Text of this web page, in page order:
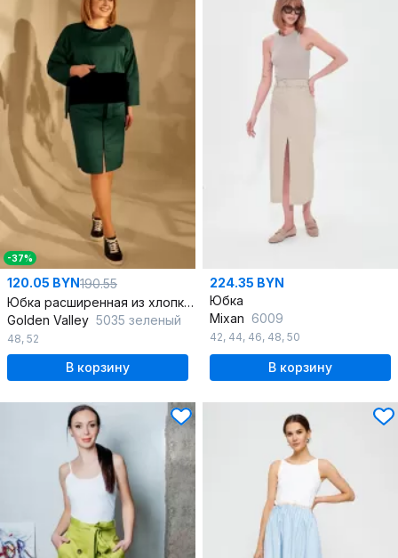
-37%
120.05 BYN190.55
Юбка расширенная из хлопка с кокеткой и съемным поясом
Golden Valley 5035 зеленый
48, 52
В корзину
224.35 BYN
Юбка
Mixan 6009
42, 44, 46, 48, 50
В корзину